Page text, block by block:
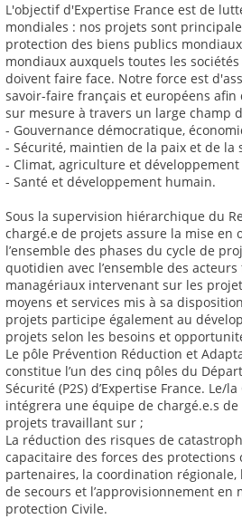
L'objectif d'Expertise France est de
mondiales : nos projets sont
protection des biens publics
mondiaux auxquels toutes les
doivent faire face. Notre force est
savoir-faire français et européens
sur mesure à travers un large champ
- Gouvernance démocratique,
- Sécurité, maintien de la paix et de la
- Climat, agriculture et
- Santé et développement humain.
Sous la supervision hiérarchique du
chargé.e de projets assure la mise
l’ensemble des phases du cycle de
quotidien avec l’ensemble des
managériaux intervenant sur les
moyens et services mis à sa
projets participe également au
projets selon les besoins et
Le pôle Prévention Réduction et
constitue l’un des cinq pôles du
Sécurité (P2S) d’Expertise France. Le/
intégrera une équipe de chargé.e.s
projets travaillant sur ;
La réduction des risques de
capacitaire des forces des protections
partenaires, la coordination
de secours et l’approvisionnement
protection Civile.